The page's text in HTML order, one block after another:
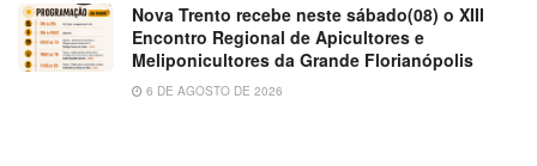
Nova Trento recebe neste sábado(08) o XIII
Encontro Regional de Apicultores e
Meliponicultores da Grande Florianópolis
6 DE AGOSTO DE 2026